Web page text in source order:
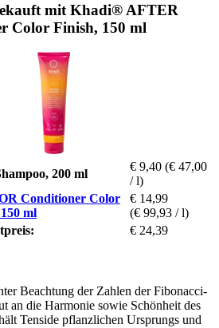
mit Khadi® AFTER
Color Finish, 150 ml
200 ml
€ 9,40 (€ 47,00
/ l)
Conditioner Color
ml
€ 14,99
(€ 99,93 / l)
€ 24,39
Beachtung der Zahlen der Fibonacci-
an die Harmonie sowie Schönheit des
Tenside pflanzlichen Ursprungs und